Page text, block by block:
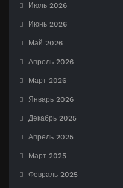
Июль 2026
Июнь 2026
Май 2026
Апрель 2026
Март 2026
Январь 2026
Декабрь 2025
Апрель 2025
Март 2025
Февраль 2025